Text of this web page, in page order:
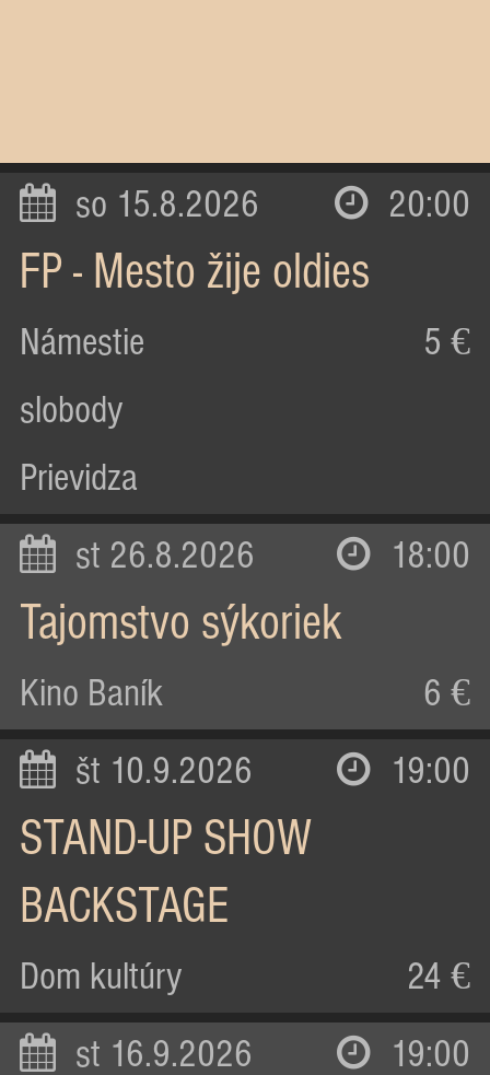
so 15.8.2026 20:00
FP - Mesto žije oldies
Námestie
slobody
Prievidza
5 €
st 26.8.2026 18:00
Tajomstvo sýkoriek
Kino Baník 6 €
št 10.9.2026 19:00
STAND-UP SHOW
BACKSTAGE
Dom kultúry 24 €
st 16.9.2026 19:00